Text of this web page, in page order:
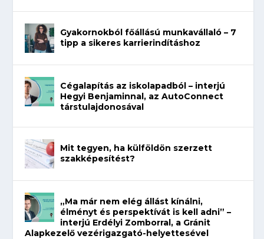
Gyakornokból főállású munkavállaló – 7
tipp a sikeres karrierindításhoz
Cégalapítás az iskolapadból – interjú
Hegyi Benjaminnal, az AutoConnect
társtulajdonosával
Mit tegyen, ha külföldön szerzett
szakképesítést?
„Ma már nem elég állást kínálni,
élményt és perspektívát is kell adni” –
interjú Erdélyi Zomborral, a Gránit
Alapkezelő vezérigazgató-helyettesével